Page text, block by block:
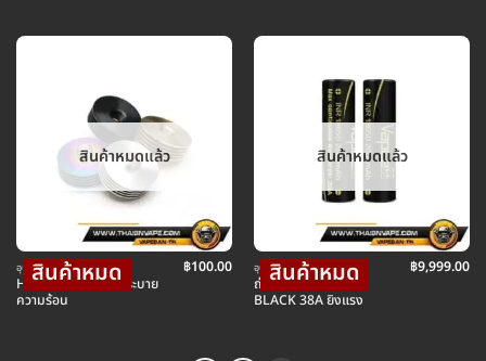
สินค้าหมดแล้ว
อุปกรณ์ บุหรี่ไฟฟ้า
HEATSINK 24MM ระบาย
ความร้อน
฿100.00
สินค้าหมดแล้ว
อุปกรณ์ บุหรี่ไฟฟ้า
ถ่าน VAPECELL ดำ
BLACK 38A ยิงแรง
฿9,999.00